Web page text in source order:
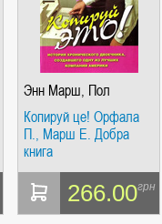
Энн Марш, Пол
Орфала
Копируй це! Орфала
П., Марш Е. Добра
книга
266.00грн